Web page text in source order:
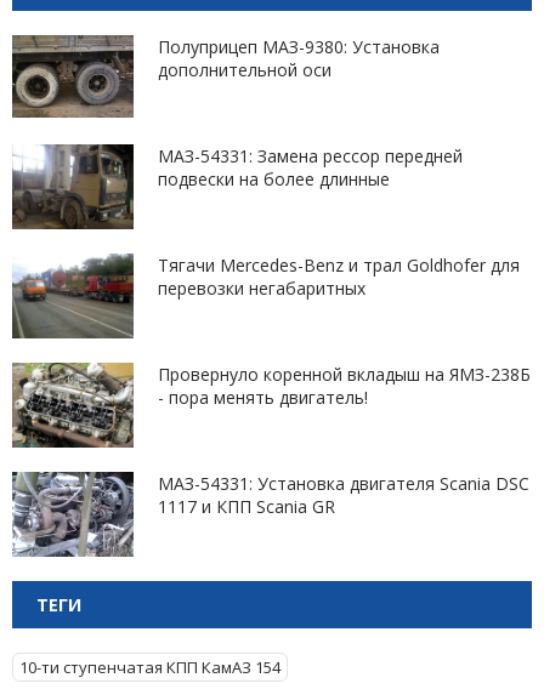
Полуприцеп МАЗ-9380: Установка
дополнительной оси
МАЗ-54331: Замена рессор передней
подвески на более длинные
Тягачи Mercedes-Benz и трал Goldhofer для
перевозки негабаритных
Провернуло коренной вкладыш на ЯМЗ-238Б
- пора менять двигатель!
МАЗ-54331: Установка двигателя Scania DSC
1117 и КПП Scania GR
ТЕГИ
10-ти ступенчатая КПП КамАЗ 154